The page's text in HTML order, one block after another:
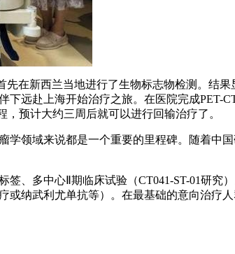
在新西兰当地进行了生物标志物检测。结
下远赴上海开始治疗之旅。在医院完成
预计大约三周后就可以进行回输治疗了。
学领域来说都是一个重要的里程碑。随着中
、多中心Ⅱ期临床试验（CT041-ST-01研究
纳武利尤单抗等）。在最基础的意向治疗